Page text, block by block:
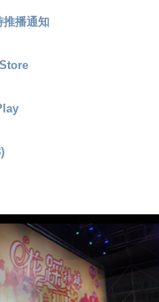
播通知